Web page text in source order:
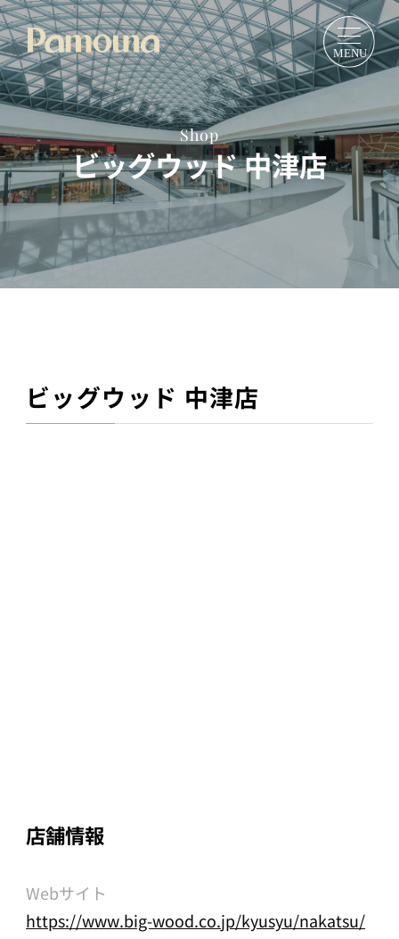
Shop
ビッグウッド 中津店
ビッグウッド 中津店
店舗情報
Webサイト
https://www.big-wood.co.jp/kyusyu/nakatsu/